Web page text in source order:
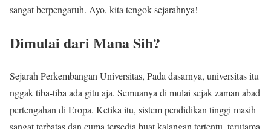
sangat berpengaruh. Ayo, kita tengok sejarahnya!
Dimulai dari Mana Sih?
Sejarah Perkembangan Universitas, Pada dasarnya, universitas itu
nggak tiba-tiba ada gitu aja. Semuanya di mulai sejak zaman abad
pertengahan di Eropa. Ketika itu, sistem pendidikan tinggi masih
sangat terbatas dan cuma tersedia buat kalangan tertentu, terutama